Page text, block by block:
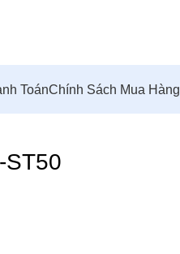
ToánChính Sách Mua Hàng
ST50